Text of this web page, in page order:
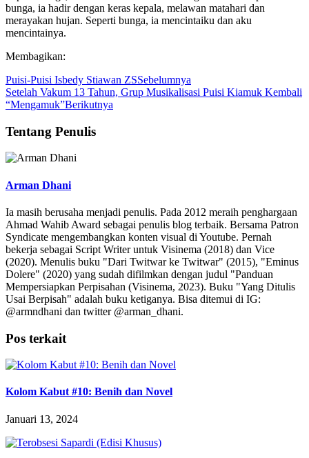
bunga, ia hadir dengan keras kepala, melawan matahari dan
merayakan hujan. Seperti bunga, ia mencintaiku dan aku
mencintainya.
Membagikan:
Puisi-Puisi Isbedy Stiawan ZSSebelumnya
Setelah Vakum 13 Tahun, Grup Musikalisasi Puisi Kiamuk Kembali
“Mengamuk”Berikutnya
Tentang Penulis
Arman Dhani
Ia masih berusaha menjadi penulis. Pada 2012 meraih penghargaan
Ahmad Wahib Award sebagai penulis blog terbaik. Bersama Patron
Syndicate mengembangkan konten visual di Youtube. Pernah
bekerja sebagai Script Writer untuk Visinema (2018) dan Vice
(2020). Menulis buku "Dari Twitwar ke Twitwar" (2015), "Eminus
Dolere" (2020) yang sudah difilmkan dengan judul "Panduan
Mempersiapkan Perpisahan (Visinema, 2023). Buku "Yang Ditulis
Usai Berpisah" adalah buku ketiganya. Bisa ditemui di IG:
@armndhani dan twitter @arman_dhani.
Pos terkait
Kolom Kabut #10: Benih dan Novel
Januari 13, 2024